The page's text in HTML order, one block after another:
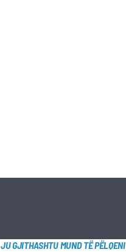
JU GJITHASHTU MUND TË PËLQENI